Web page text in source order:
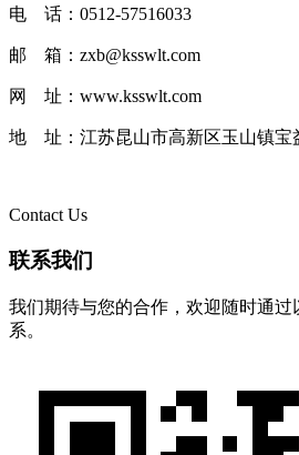
电 话：0512-57516033
邮 箱：zxb@ksswlt.com
网 址：www.ksswlt.com
地 址：江苏昆山市高新区玉山镇宝
Contact Us
联系我们
我们期待与您的合作，欢迎随时通过
系。